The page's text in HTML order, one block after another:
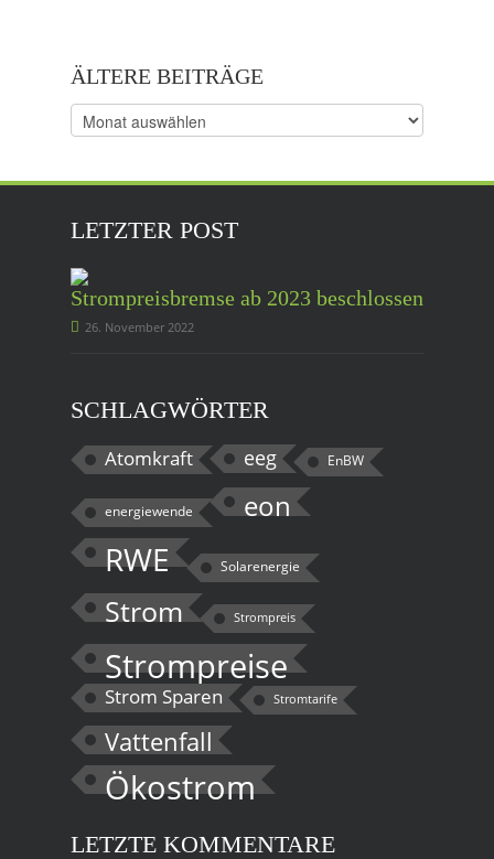
ÄLTERE BEITRÄGE
Ältere
Beiträge
LETZTER POST
Strompreisbremse ab 2023 beschlossen
26. November 2022
SCHLAGWÖRTER
Atomkraft eeg EnBW
energiewende eon
RWE Solarenergie
Strom Strompreis
Strompreise
Strom Sparen Stromtarife
Vattenfall
Ökostrom
LETZTE KOMMENTARE